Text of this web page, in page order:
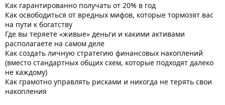
Как гарантированно получать от 20% в год
Как освободиться от вредных мифов, которые тормозят вас
на пути к богатству
Где вы теряете «живые» деньги и какими активами
располагаете на самом деле
Как создать личную стратегию финансовых накоплений
(вместо стандартных общих схем, которые подходят далеко
не каждому)
Как грамотно управлять рисками и никогда не терять свои
накопления